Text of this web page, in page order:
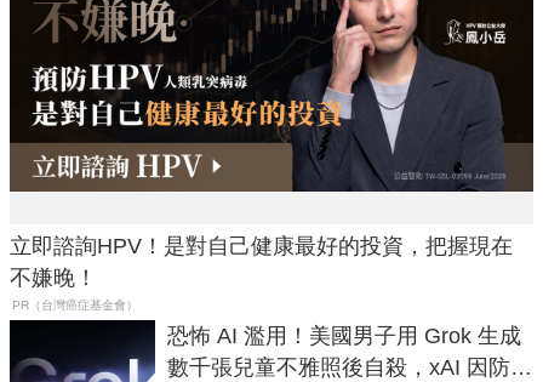
立即諮詢HPV！是對自己健康最好的投資，把握現在
不嫌晚！
PR（台灣癌症基金會）
恐怖 AI 濫用！美國男子用 Grok 生成
數千張兒童不雅照後自殺，xAI 因防護